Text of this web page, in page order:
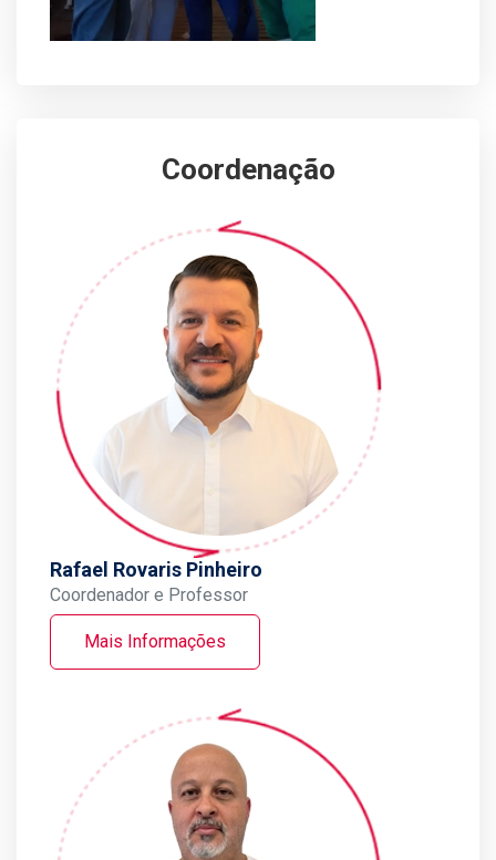
Coordenação
Rafael Rovaris Pinheiro
Coordenador e Professor
Mais Informações